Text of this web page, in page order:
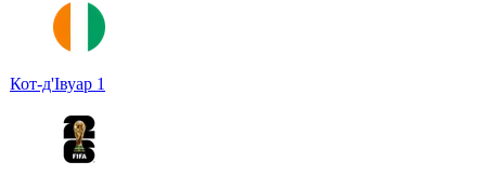
Кот-д'Івуар 1